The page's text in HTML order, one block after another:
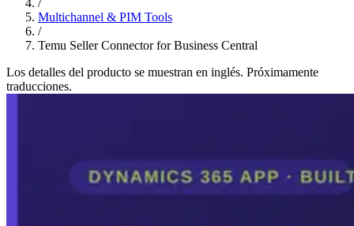
Multichannel & PIM Tools
/
Temu Seller Connector for Business Central
Los detalles del producto se muestran en inglés. Próximamente
traducciones.